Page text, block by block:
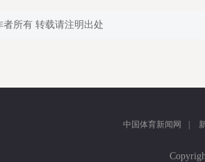
者所有 转载请注明出处
中国体育新闻网 |